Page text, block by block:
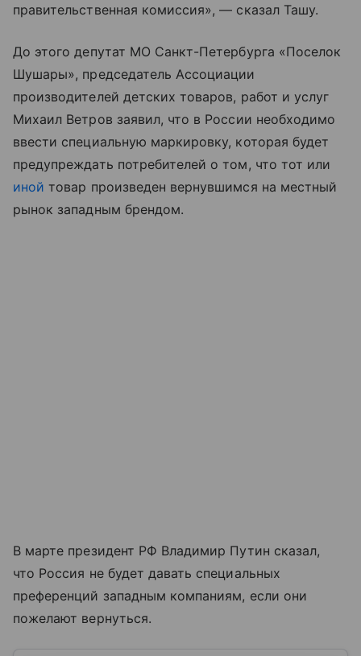
правительственная комиссия», — сказал Ташу.
До этого депутат МО Санкт-Петербурга «Поселок
Шушары», председатель Ассоциации
производителей детских товаров, работ и услуг
Михаил Ветров заявил, что в России необходимо
ввести специальную маркировку, которая будет
предупреждать потребителей о том, что тот или
иной товар произведен вернувшимся на местный
рынок западным брендом.
В марте президент РФ Владимир Путин сказал,
что Россия не будет давать специальных
преференций западным компаниям, если они
пожелают вернуться.